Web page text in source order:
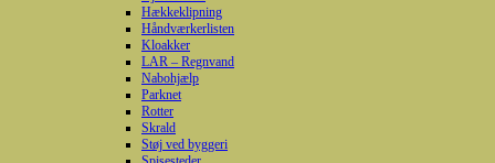
Hækkeklipning
Håndværkerlisten
Kloakker
LAR – Regnvand
Nabohjælp
Parknet
Rotter
Skrald
Støj ved byggeri